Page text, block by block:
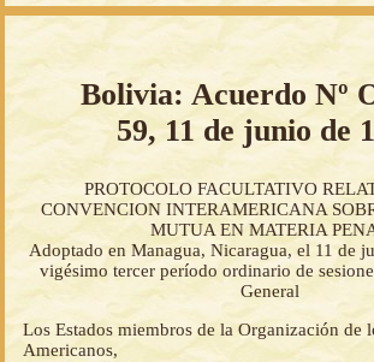
Bolivia: Acuerdo Nº
59, 11 de junio de
PROTOCOLO FACULTATIVO
CONVENCION INTERAMERICANA
MUTUA EN MATERIA
Adoptado en Managua, Nicaragua, el 11 de
vigésimo tercer período ordinario de
General
Los Estados miembros de la Organización de
Americanos,